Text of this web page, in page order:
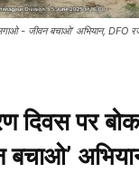
लगाओ - जीवन बचाओ’ अभियान, DFO
दिवस पर